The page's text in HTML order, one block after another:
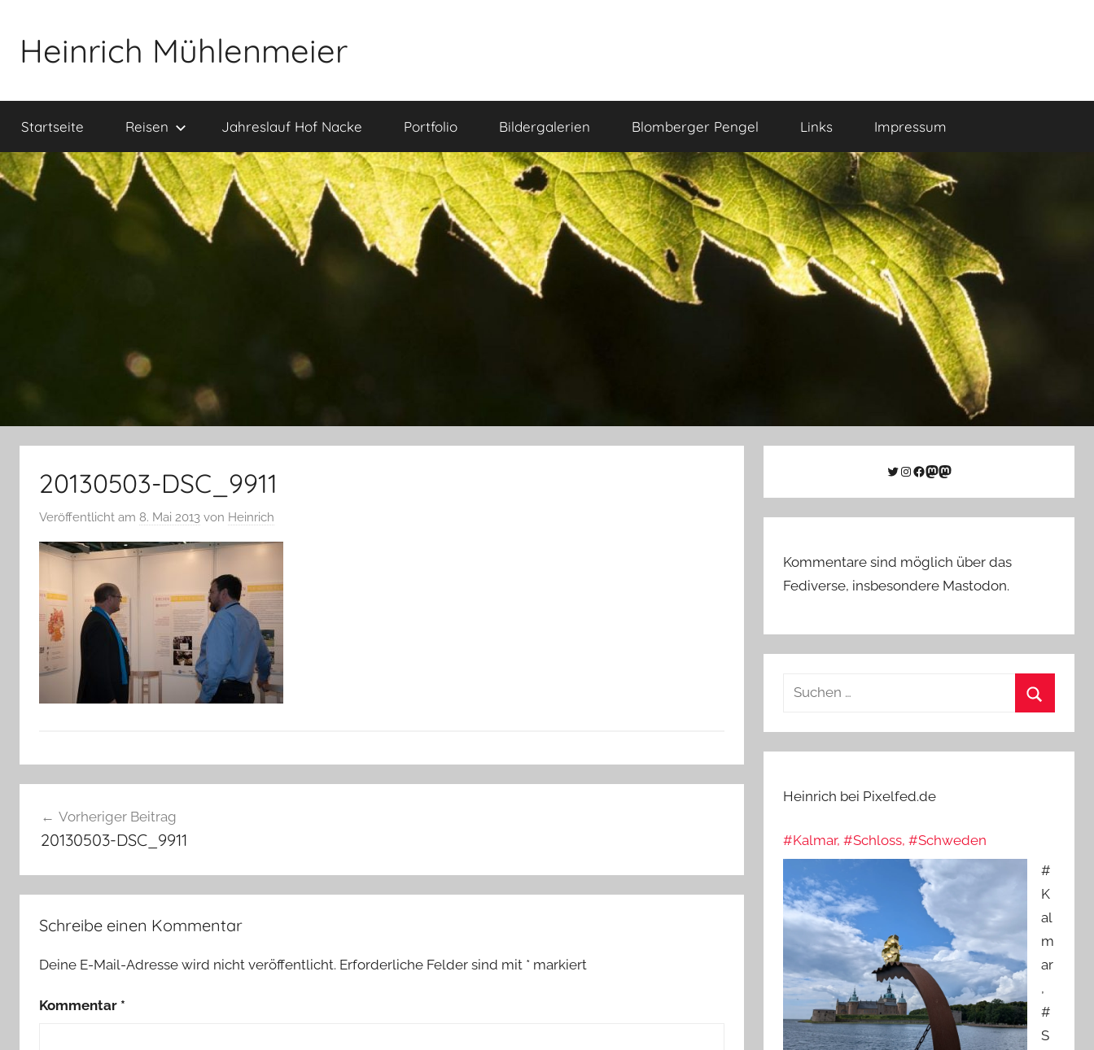
springen
Heinrich Mühlenmeier
zu
Glauben,
Fotografie,
…
Startseite Reisen Jahreslauf Hof Nacke Portfolio Bildergalerien Blomberger Pengel Links Impressum
20130503-DSC_9911
Veröffentlicht am 8. Mai 2013 von Heinrich
Vorheriger Beitrag
20130503-DSC_9911
Schreibe einen Kommentar
Deine E-Mail-Adresse wird nicht veröffentlicht. Erforderliche Felder sind mit * markiert
Kommentar *
Twitter
Instagram
Facebook
Link zu Mastodon
Mastodon
Kommentare sind möglich über das
Fediverse, insbesondere Mastodon.
Suchen
Heinrich bei Pixelfed.de
#Kalmar, #Schloss, #Schweden
#
K
al
m
ar
,
#
S